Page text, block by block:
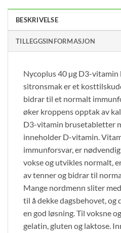
BESKRIVELSE
TILLEGGSINFORMASJON
Nycoplus 40 µg D3-
sitronsmak er et
bidrar til et normalt
øker kroppens opptak av
D3-vitamin brusetabletter
inneholder D-vitamin.
immunforsvar, er
vokse og utvikles normalt,
av tenner og bidrar til
Mange nordmenn sliter
til å dekke dagsbehovet,
en god løsning. Til voksne
gelatin, gluten og laktose.